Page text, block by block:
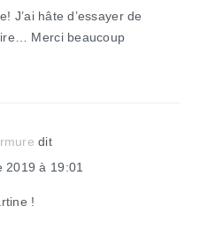
J’ai hâte d’essayer de
Merci beaucoup
dit
2019 à 19:01
!